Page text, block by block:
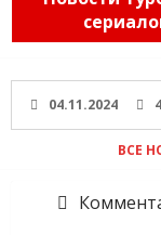
04.11.2024
ВСЕ